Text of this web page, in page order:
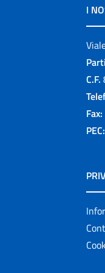
I
C.F.
Fax:
PEC: